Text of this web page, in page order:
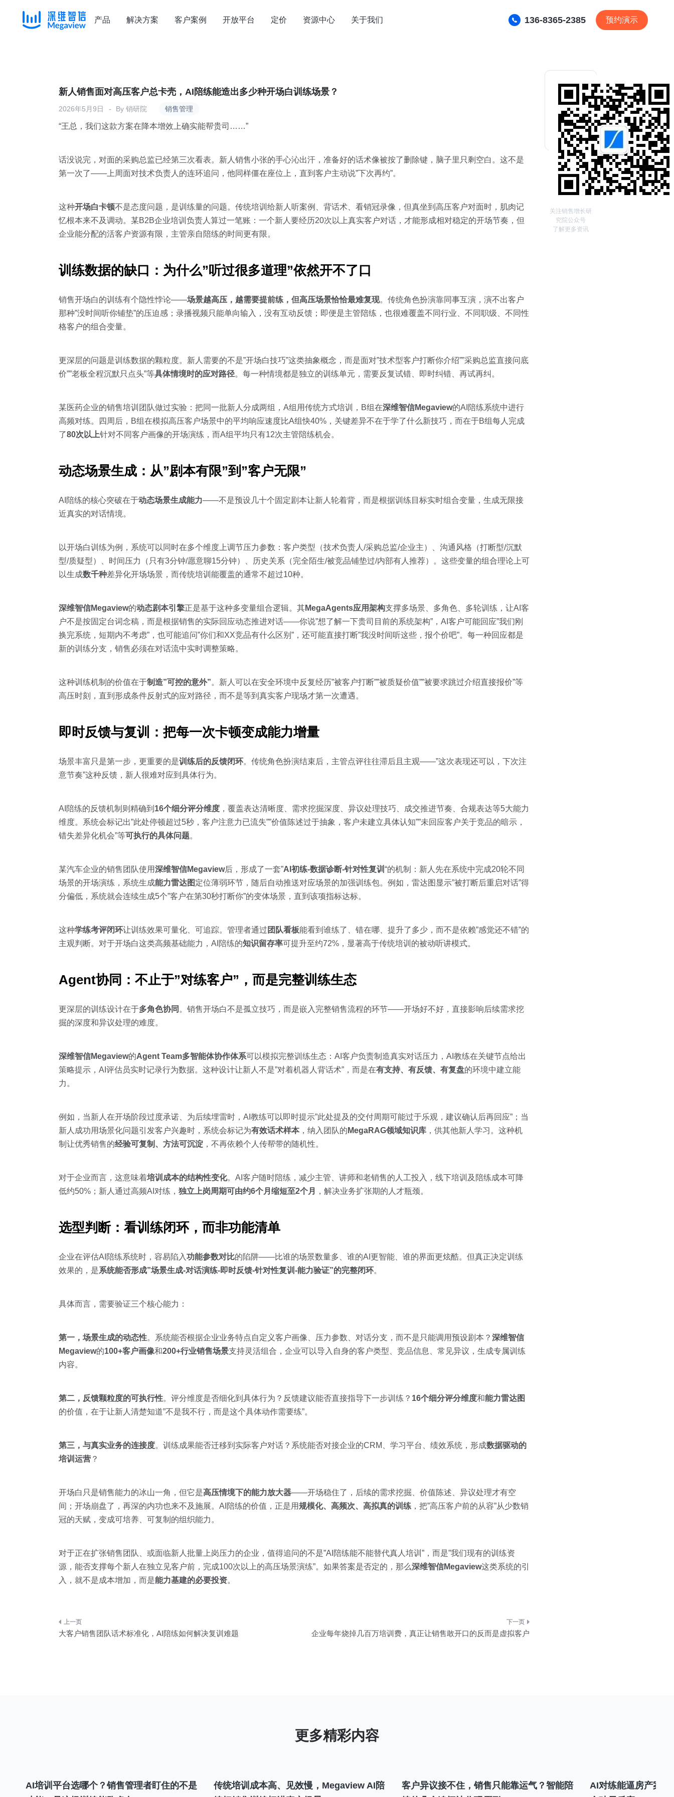
产品 解决方案 客户案例 开放平台 定价 资源中心 关于我们 136-8365-2385 预约演示
销售管理
新人销售面对高压客户总卡壳，AI陪练能造出多少种开场白训练场景？
2026年5月9日 By 销研院
“王总，我们这款方案在降本增效上确实能帮贵司……”
话没说完，对面的采购总监已经第三次看表。新人销售小张的手心沁出汗，准备好的话术像被按了删除键，脑子里只剩空白。这不是
第一次了——上周面对技术负责人的连环追问，他同样僵在座位上，直到客户主动说”下次再约”。
这种开场白卡顿不是态度问题，是训练量的问题。传统培训给新人听案例、背话术、看销冠录像，但真坐到高压客户对面时，肌肉记
忆根本来不及调动。某B2B企业培训负责人算过一笔账：一个新人要经历20次以上真实客户对话，才能形成相对稳定的开场节奏，但
企业能分配的活客户资源有限，主管亲自陪练的时间更有限。
训练数据的缺口：为什么”听过很多道理”依然开不了口
销售开场白的训练有个隐性悖论——场景越高压，越需要提前练，但高压场景恰恰最难复现。传统角色扮演靠同事互演，演不出客户
那种”没时间听你铺垫”的压迫感；录播视频只能单向输入，没有互动反馈；即便是主管陪练，也很难覆盖不同行业、不同职级、不同性
格客户的组合变量。
更深层的问题是训练数据的颗粒度。新人需要的不是”开场白技巧”这类抽象概念，而是面对”技术型客户打断你介绍””采购总监直接问底
价””老板全程沉默只点头”等具体情境时的应对路径。每一种情境都是独立的训练单元，需要反复试错、即时纠错、再试再纠。
某医药企业的销售培训团队做过实验：把同一批新人分成两组，A组用传统方式培训，B组在深维智信Megaview的AI陪练系统中进行
高频对练。四周后，B组在模拟高压客户场景中的平均响应速度比A组快40%，关键差异不在于学了什么新技巧，而在于B组每人完成
了80次以上针对不同客户画像的开场演练，而A组平均只有12次主管陪练机会。
动态场景生成：从”剧本有限”到”客户无限”
AI陪练的核心突破在于动态场景生成能力——不是预设几十个固定剧本让新人轮着背，而是根据训练目标实时组合变量，生成无限接
近真实的对话情境。
以开场白训练为例，系统可以同时在多个维度上调节压力参数：客户类型（技术负责人/采购总监/企业主）、沟通风格（打断型/沉默
型/质疑型）、时间压力（只有3分钟/愿意聊15分钟）、历史关系（完全陌生/被竞品铺垫过/内部有人推荐）。这些变量的组合理论上可
以生成数千种差异化开场场景，而传统培训能覆盖的通常不超过10种。
深维智信Megaview的动态剧本引擎正是基于这种多变量组合逻辑。其MegaAgents应用架构支撑多场景、多角色、多轮训练，让AI客
户不是按固定台词念稿，而是根据销售的实际回应动态推进对话——你说”想了解一下贵司目前的系统架构”，AI客户可能回应”我们刚
换完系统，短期内不考虑”，也可能追问”你们和XX竞品有什么区别”，还可能直接打断”我没时间听这些，报个价吧”。每一种回应都是
新的训练分支，销售必须在对话流中实时调整策略。
这种训练机制的价值在于制造”可控的意外”。新人可以在安全环境中反复经历”被客户打断””被质疑价值””被要求跳过介绍直接报价”等
高压时刻，直到形成条件反射式的应对路径，而不是等到真实客户现场才第一次遭遇。
即时反馈与复训：把每一次卡顿变成能力增量
场景丰富只是第一步，更重要的是训练后的反馈闭环。传统角色扮演结束后，主管点评往往滞后且主观——”这次表现还可以，下次注
意节奏”这种反馈，新人很难对应到具体行为。
AI陪练的反馈机制则精确到 16个细分评分维度 ，覆盖表达清晰度、需求挖掘深度、异议处理技巧、成交推进节奏、合规表达等5大能力
维度。系统会标记出”此处停顿超过5秒，客户注意力已流失””价值陈述过于抽象，客户未建立具体认知””未回应客户关于竞品的暗示，
错失差异化机会”等可执行的具体问题。
某汽车企业的销售团队使用深维智信Megaview后，形成了一套”AI初练-数据诊断-针对性复训 “的机制：新人先在系统中完成20轮不同
场景的开场演练，系统生成能力雷达图定位薄弱环节，随后自动推送对应场景的加强训练包。例如，雷达图显示”被打断后重启对话”得
分偏低，系统就会连续生成5个”客户在第30秒打断你”的变体场景，直到该项指标达标。
这种学练考评闭环让训练效果可量化、可追踪。管理者通过 团队看板能看到谁练了、错在哪、提升了多少，而不是依赖”感觉还不错”的
主观判断。对于开场白这类高频基础能力，AI陪练的知识留存率可提升至约72%，显著高于传统培训的被动听讲模式。
Agent协同：不止于”对练客户”，而是完整训练生态
更深层的训练设计在于多角色协同 。销售开场白不是孤立技巧，而是嵌入完整销售流程的环节——开场好不好，直接影响后续需求挖
掘的深度和异议处理的难度。
深维智信Megaview的Agent Team多智能体协作体系可以模拟完整训练生态：AI客户负责制造真实对话压力，AI教练在关键节点给出
策略提示，AI评估员实时记录行为数据。这种设计让新人不是”对着机器人背话术”，而是在有支持、有反馈、有复盘的环境中建立能
力。
例如，当新人在开场阶段过度承诺、为后续埋雷时，AI教练可以即时提示”此处提及的交付周期可能过于乐观，建议确认后再回应”；当
新人成功用场景化问题引发客户兴趣时，系统会标记为有效话术样本，纳入团队的 MegaRAG领域知识库 ，供其他新人学习。这种机
制让优秀销售的经验可复制、方法可沉淀 ，不再依赖个人传帮带的随机性。
对于企业而言，这意味着培训成本的结构性变化。AI客户随时陪练，减少主管、讲师和老销售的人工投入，线下培训及陪练成本可降
低约50%；新人通过高频AI对练， 独立上岗周期可由约6个月缩短至2个月 ，解决业务扩张期的人才瓶颈。
选型判断：看训练闭环，而非功能清单
企业在评估AI陪练系统时，容易陷入功能参数对比的陷阱——比谁的场景数量多、谁的AI更智能、谁的界面更炫酷。但真正决定训练
效果的，是系统能否形成”场景生成-对话演练-即时反馈-针对性复训-能力验证”的完整闭环。
具体而言，需要验证三个核心能力：
第一，场景生成的动态性。系统能否根据企业业务特点自定义客户画像、压力参数、对话分支，而不是只能调用预设剧本？ 深维智信
Megaview的100+客户画像和200+行业销售场景支持灵活组合，企业可以导入自身的客户类型、竞品信息、常见异议，生成专属训练
内容。
第二，反馈颗粒度的可执行性。评分维度是否细化到具体行为？反馈建议能否直接指导下一步训练？ 16个细分评分维度和能力雷达图
的价值，在于让新人清楚知道”不是我不行，而是这个具体动作需要练”。
第三，与真实业务的连接度。训练成果能否迁移到实际客户对话？系统能否对接企业的CRM、学习平台、绩效系统，形成数据驱动的
培训运营 ？
开场白只是销售能力的冰山一角，但它是高压情境下的能力放大器——开场稳住了，后续的需求挖掘、价值陈述、异议处理才有空
间；开场崩盘了，再深的内功也来不及施展。AI陪练的价值，正是用规模化、高频次、高拟真的训练 ，把”高压客户前的从容”从少数销
冠的天赋，变成可培养、可复制的组织能力。
对于正在扩张销售团队、或面临新人批量上岗压力的企业，值得追问的不是”AI陪练能不能替代真人培训”，而是”我们现有的训练资
源，能否支撑每个新人在独立见客户前，完成100次以上的高压场景演练”。如果答案是否定的，那么深维智信Megaview这类系统的引
入，就不是成本增加，而是能力基建的必要投资。
文
大客户销售团队话术标准化，AI陪练如何解决复训难题 企业每年烧掉几百万培训费，真正让销售敢开口的反而是虚拟客户
关注销售增长研
究院公众号
了解更多资讯
AI培训平台选哪个？销售管理者盯住的不是
传统培训成本高、见效慢，Megaview AI陪
客户异议接不住，销售只能靠运气？智能陪
AI对练能逼房产案